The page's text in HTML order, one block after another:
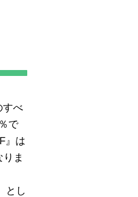
すべ
で
』は
ま
とし